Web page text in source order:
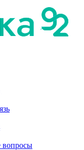
вопросы